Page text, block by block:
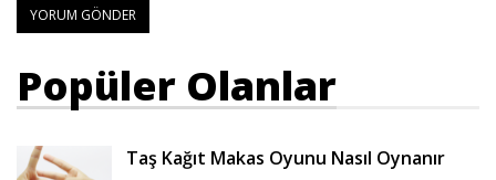
Popüler Olanlar
Taş Kağıt Makas Oyunu Nasıl Oynanır